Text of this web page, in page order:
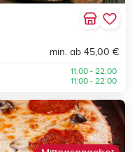
min. ab 45,00 €
11:00 - 22:00
11:00 - 22:00